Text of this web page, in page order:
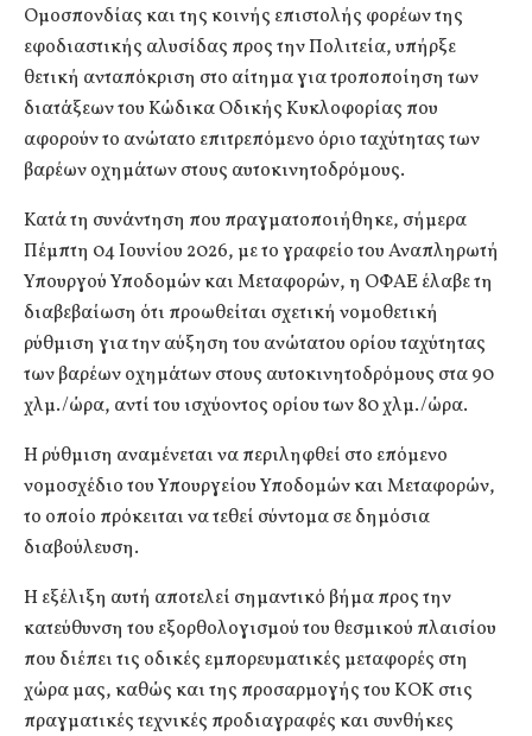
Ομοσπονδίας και της κοινής επιστολής φορέων της
εφοδιαστικής αλυσίδας προς την Πολιτεία, υπήρξε
θετική ανταπόκριση στο αίτημα για τροποποίηση των
διατάξεων του Κώδικα Οδικής Κυκλοφορίας που
αφορούν το ανώτατο επιτρεπόμενο όριο ταχύτητας των
βαρέων οχημάτων στους αυτοκινητοδρόμους.
Κατά τη συνάντηση που πραγματοποιήθηκε, σήμερα
Πέμπτη 04 Ιουνίου 2026, με το γραφείο του Αναπληρωτή
Υπουργού Υποδομών και Μεταφορών, η ΟΦΑΕ έλαβε τη
διαβεβαίωση ότι προωθείται σχετική νομοθετική
ρύθμιση για την αύξηση του ανώτατου ορίου ταχύτητας
των βαρέων οχημάτων στους αυτοκινητοδρόμους στα 90
χλμ./ώρα, αντί του ισχύοντος ορίου των 80 χλμ./ώρα.
Η ρύθμιση αναμένεται να περιληφθεί στο επόμενο
νομοσχέδιο του Υπουργείου Υποδομών και Μεταφορών,
το οποίο πρόκειται να τεθεί σύντομα σε δημόσια
διαβούλευση.
Η εξέλιξη αυτή αποτελεί σημαντικό βήμα προς την
κατεύθυνση του εξορθολογισμού του θεσμικού πλαισίου
που διέπει τις οδικές εμπορευματικές μεταφορές στη
χώρα μας, καθώς και της προσαρμογής του ΚΟΚ στις
πραγματικές τεχνικές προδιαγραφές και συνθήκες